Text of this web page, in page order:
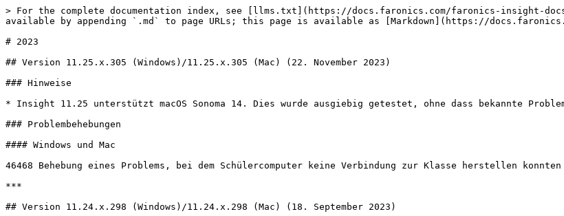
> For the complete documentation index, see [llms.txt](https://docs.faronics.com/faronics-insight-
available by appending `.md` to page URLs; this page is available as [Markdown](https://
# 2023
## Version 11.25.x.305 (Windows)/11.25.x.305 (Mac) (22. November 2023)
### Hinweise
* Insight 11.25 unterstützt macOS Sonoma 14. Dies wurde ausgiebig getestet, ohne dass bekannte
### Problembehebungen
#### Windows und Mac
46468 Behebung eines Problems, bei dem Schülercomputer keine Verbindung zur Klasse herstellen
***
## Version 11.24.x.298 (Windows)/11.24.x.298 (Mac) (18. September 2023)